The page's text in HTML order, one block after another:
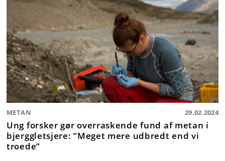
METAN 29.02.2024
Ung forsker gør overraskende fund af metan i
bjerggletsjere: ”Meget mere udbredt end vi
troede”